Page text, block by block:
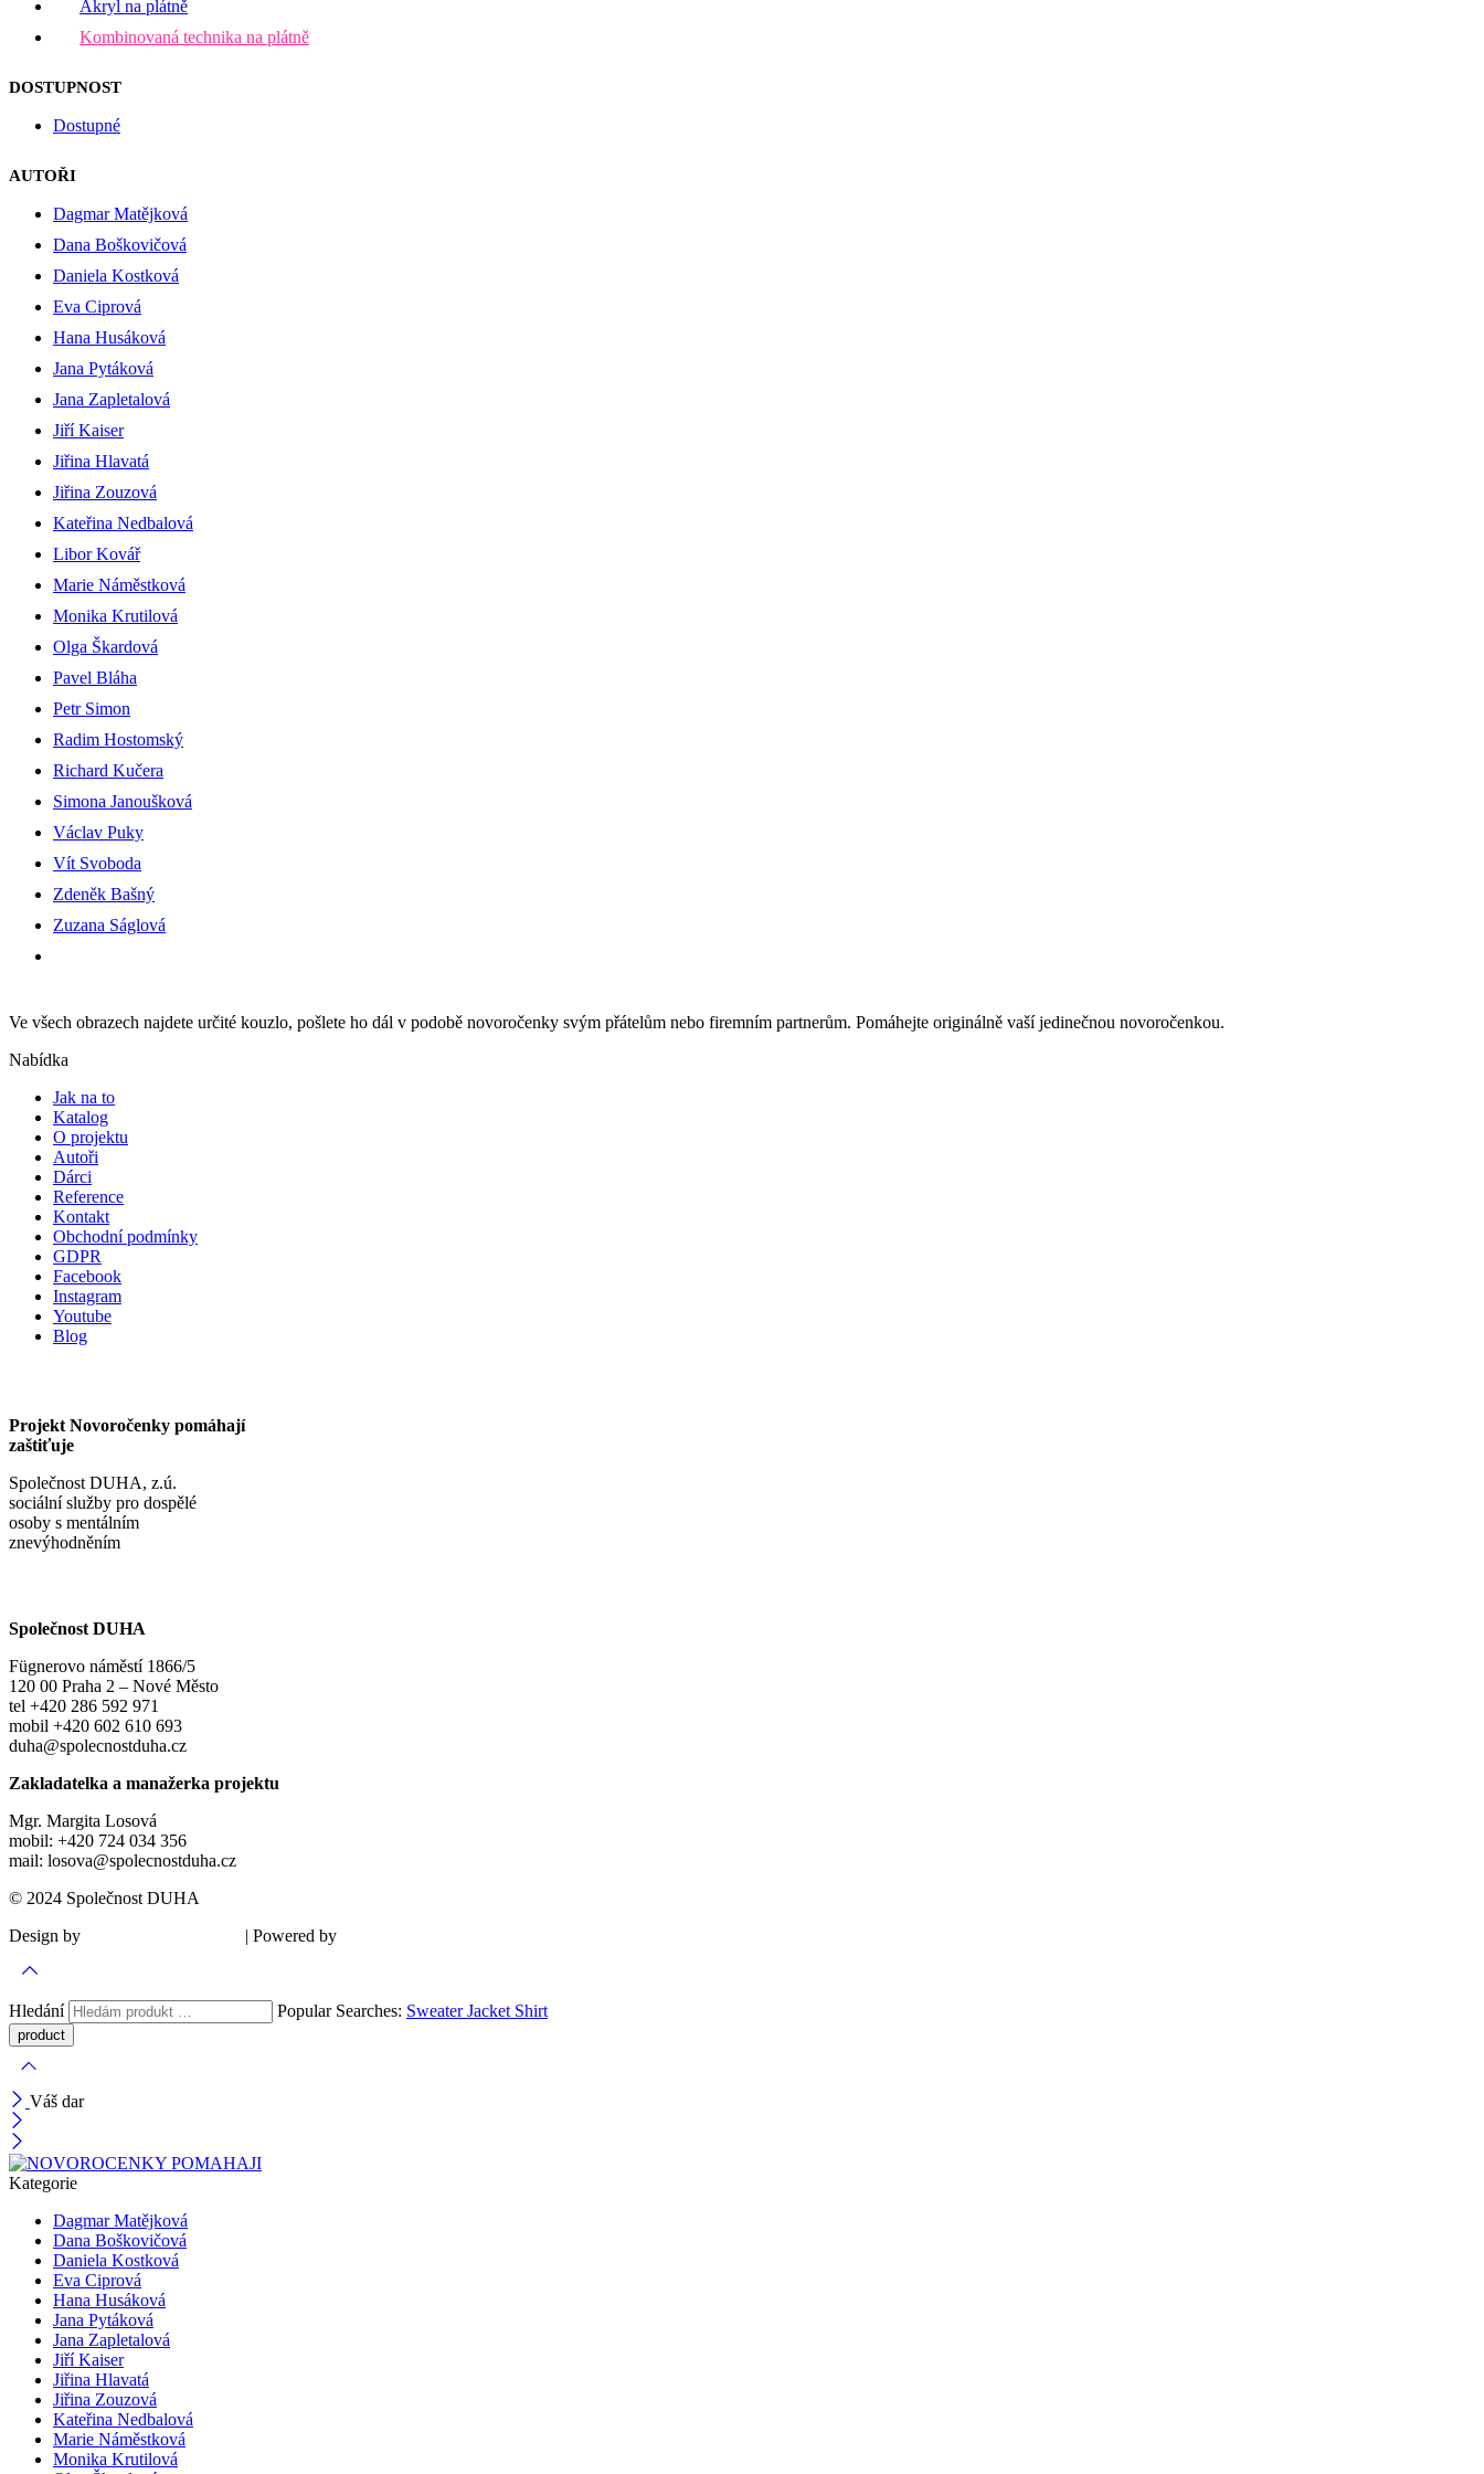
Akryl na plátně
Kombinovaná technika na plátně
DOSTUPNOST
Dostupné
AUTOŘI
Dagmar Matějková
Dana Boškovičová
Daniela Kostková
Eva Ciprová
Hana Husáková
Jana Pytáková
Jana Zapletalová
Jiří Kaiser
Jiřina Hlavatá
Jiřina Zouzová
Kateřina Nedbalová
Libor Kovář
Marie Náměstková
Monika Krutilová
Olga Škardová
Pavel Bláha
Petr Simon
Radim Hostomský
Richard Kučera
Simona Janoušková
Václav Puky
Vít Svoboda
Zdeněk Bašný
Zuzana Ságlová
Ve všech obrazech najdete určité kouzlo, pošlete ho dál v podobě novoročenky svým přátelům nebo firemním partnerům. Pomáhejte originálně vaší jedinečnou novoročenkou.
Nabídka
Jak na to
Katalog
O projektu
Autoři
Dárci
Reference
Kontakt
Obchodní podmínky
GDPR
Facebook
Instagram
Youtube
Blog
Projekt Novoročenky pomáhají
zaštiťuje
Společnost DUHA, z.ú.
sociální služby pro dospělé
osoby s mentálním
znevýhodněním
Společnost DUHA
Fügnerovo náměstí 1866/5
120 00 Praha 2 – Nové Město
tel +420 286 592 971
mobil +420 602 610 693
duha@spolecnostduha.cz
Zakladatelka a manažerka projektu
Mgr. Margita Losová
mobil: +420 724 034 356
mail: losova@spolecnostduha.cz
© 2024 Společnost DUHA
Design by
| Powered by
Hledání Popular Searches: SweaterJacket Shirt
Váš dar
Kategorie
Dagmar Matějková
Dana Boškovičová
Daniela Kostková
Eva Ciprová
Hana Husáková
Jana Pytáková
Jana Zapletalová
Jiří Kaiser
Jiřina Hlavatá
Jiřina Zouzová
Kateřina Nedbalová
Marie Náměstková
Monika Krutilová